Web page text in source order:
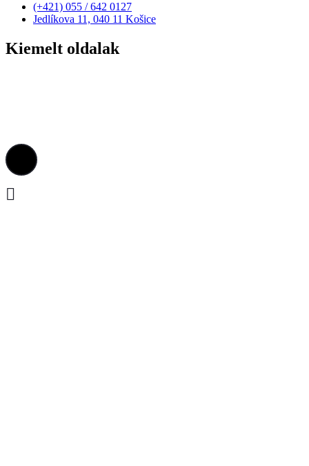
(+421) 055 / 642 0127
Jedlíkova 11, 040 11 Košice
Kiemelt oldalak